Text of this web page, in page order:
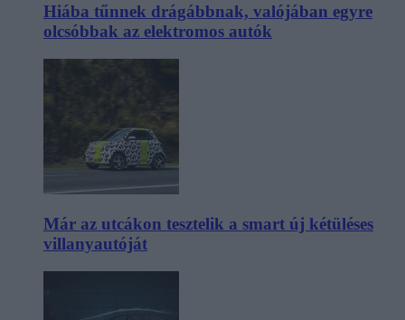
Hiába tűnnek drágábbnak, valójában egyre
olcsóbbak az elektromos autók
Már az utcákon tesztelik a smart új kétüléses
villanyautóját